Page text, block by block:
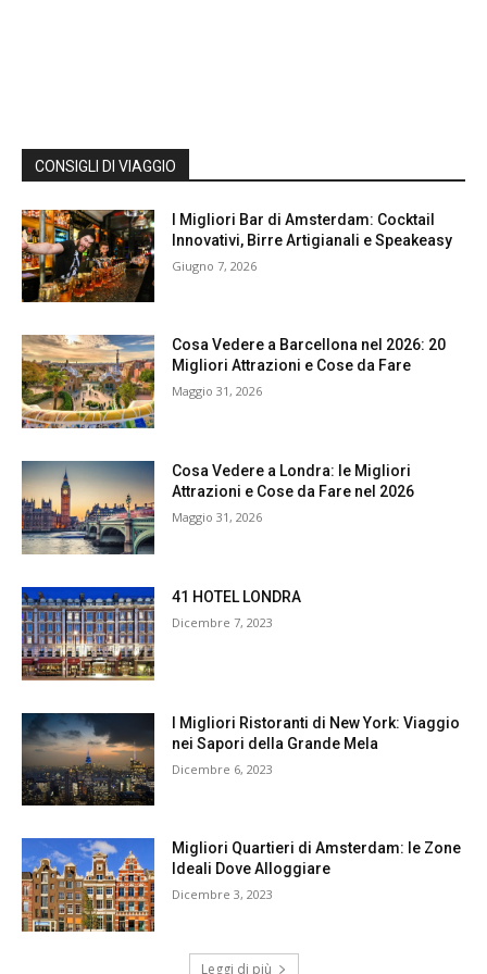
CONSIGLI DI VIAGGIO
I Migliori Bar di Amsterdam: Cocktail
Innovativi, Birre Artigianali e Speakeasy
Giugno 7, 2026
Cosa Vedere a Barcellona nel 2026: 20
Migliori Attrazioni e Cose da Fare
Maggio 31, 2026
Cosa Vedere a Londra: le Migliori
Attrazioni e Cose da Fare nel 2026
Maggio 31, 2026
41 HOTEL LONDRA
Dicembre 7, 2023
I Migliori Ristoranti di New York: Viaggio
nei Sapori della Grande Mela
Dicembre 6, 2023
Migliori Quartieri di Amsterdam: le Zone
Ideali Dove Alloggiare
Dicembre 3, 2023
Leggi di più